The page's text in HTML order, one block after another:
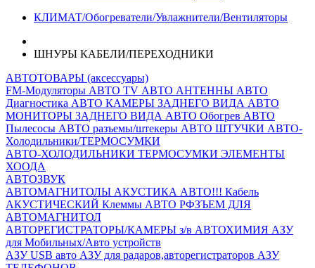
КЛИМАТ/Обогреватели/Увлажнители/Вентиляторы
ШНУРЫ КАБЕЛИ/ПЕРЕХОДНИКИ
АВТОТОВАРЫ (аксессуары)
FM-Модуляторы АВТО TV АВТО АНТЕННЫ АВТО
Диагностика АВТО КАМЕРЫ ЗАДНЕГО ВИДА АВТО
МОНИТОРЫ ЗАДНЕГО ВИДА АВТО Обогрев АВТО
Пылесосы АВТО разъемы/штекеры АВТО ШТУЧКИ АВТО-
Холодильники/ТЕРМОСУМКИ
АВТО-ХОЛОДИЛЬНИКИ ТЕРМОСУМКИ ЭЛЕМЕНТЫ
ХООДА
АВТОЗВУК
АВТОМАГНИТОЛЫ АКУСТИКА АВТО!!! Кабель
АКУСТИЧЕСКИЙ Клеммы АВТО РФЗЪЕМ ДЛЯ
АВТОМАГНИТОЛ
АВТОРЕГИСТРАТОРЫ/КАМЕРЫ з/в АВТОХИМИЯ АЗУ
для Мобильных/Авто устройств
АЗУ USB авто АЗУ для радаров,авторегистраторов АЗУ